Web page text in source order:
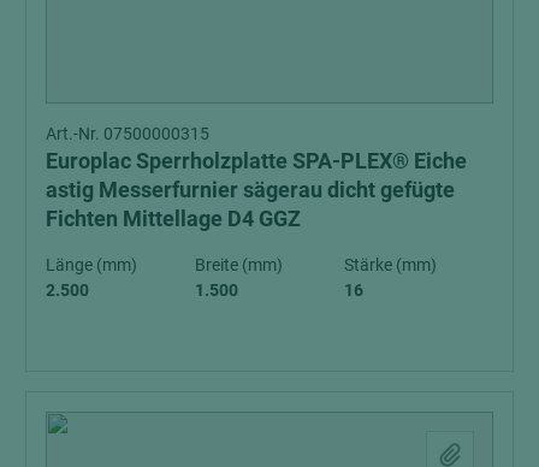
Art.-Nr. 07500000315
Europlac Sperrholzplatte SPA-PLEX® Eiche
astig Messerfurnier sägerau dicht gefügte
Fichten Mittellage D4 GGZ
Länge (mm)
2.500
Breite (mm)
1.500
Stärke (mm)
16